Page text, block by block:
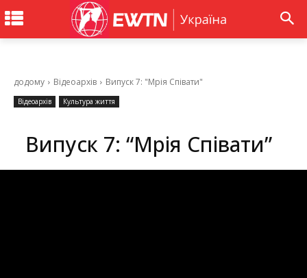
додому Відеоархів Випуск 7: "Мрія Співати"
Відеоархів Культура життя
Випуск 7: “Мрія Співати”